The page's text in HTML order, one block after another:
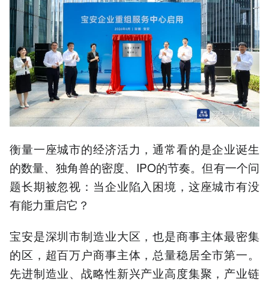
衡量一座城市的经济活力，通常看的是企业诞生
的数量、独角兽的密度、IPO的节奏。但有一个问
题长期被忽视：当企业陷入困境，这座城市有没
有能力重启它？
宝安是深圳市制造业大区，也是商事主体最密集
的区，超百万户商事主体，总量稳居全市第一。
先进制造业、战略性新兴产业高度集聚，产业链